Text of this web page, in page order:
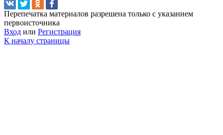
Перепечатка материалов разрешена только с указанием
первоисточника
Вход или Регистрация
К началу страницы